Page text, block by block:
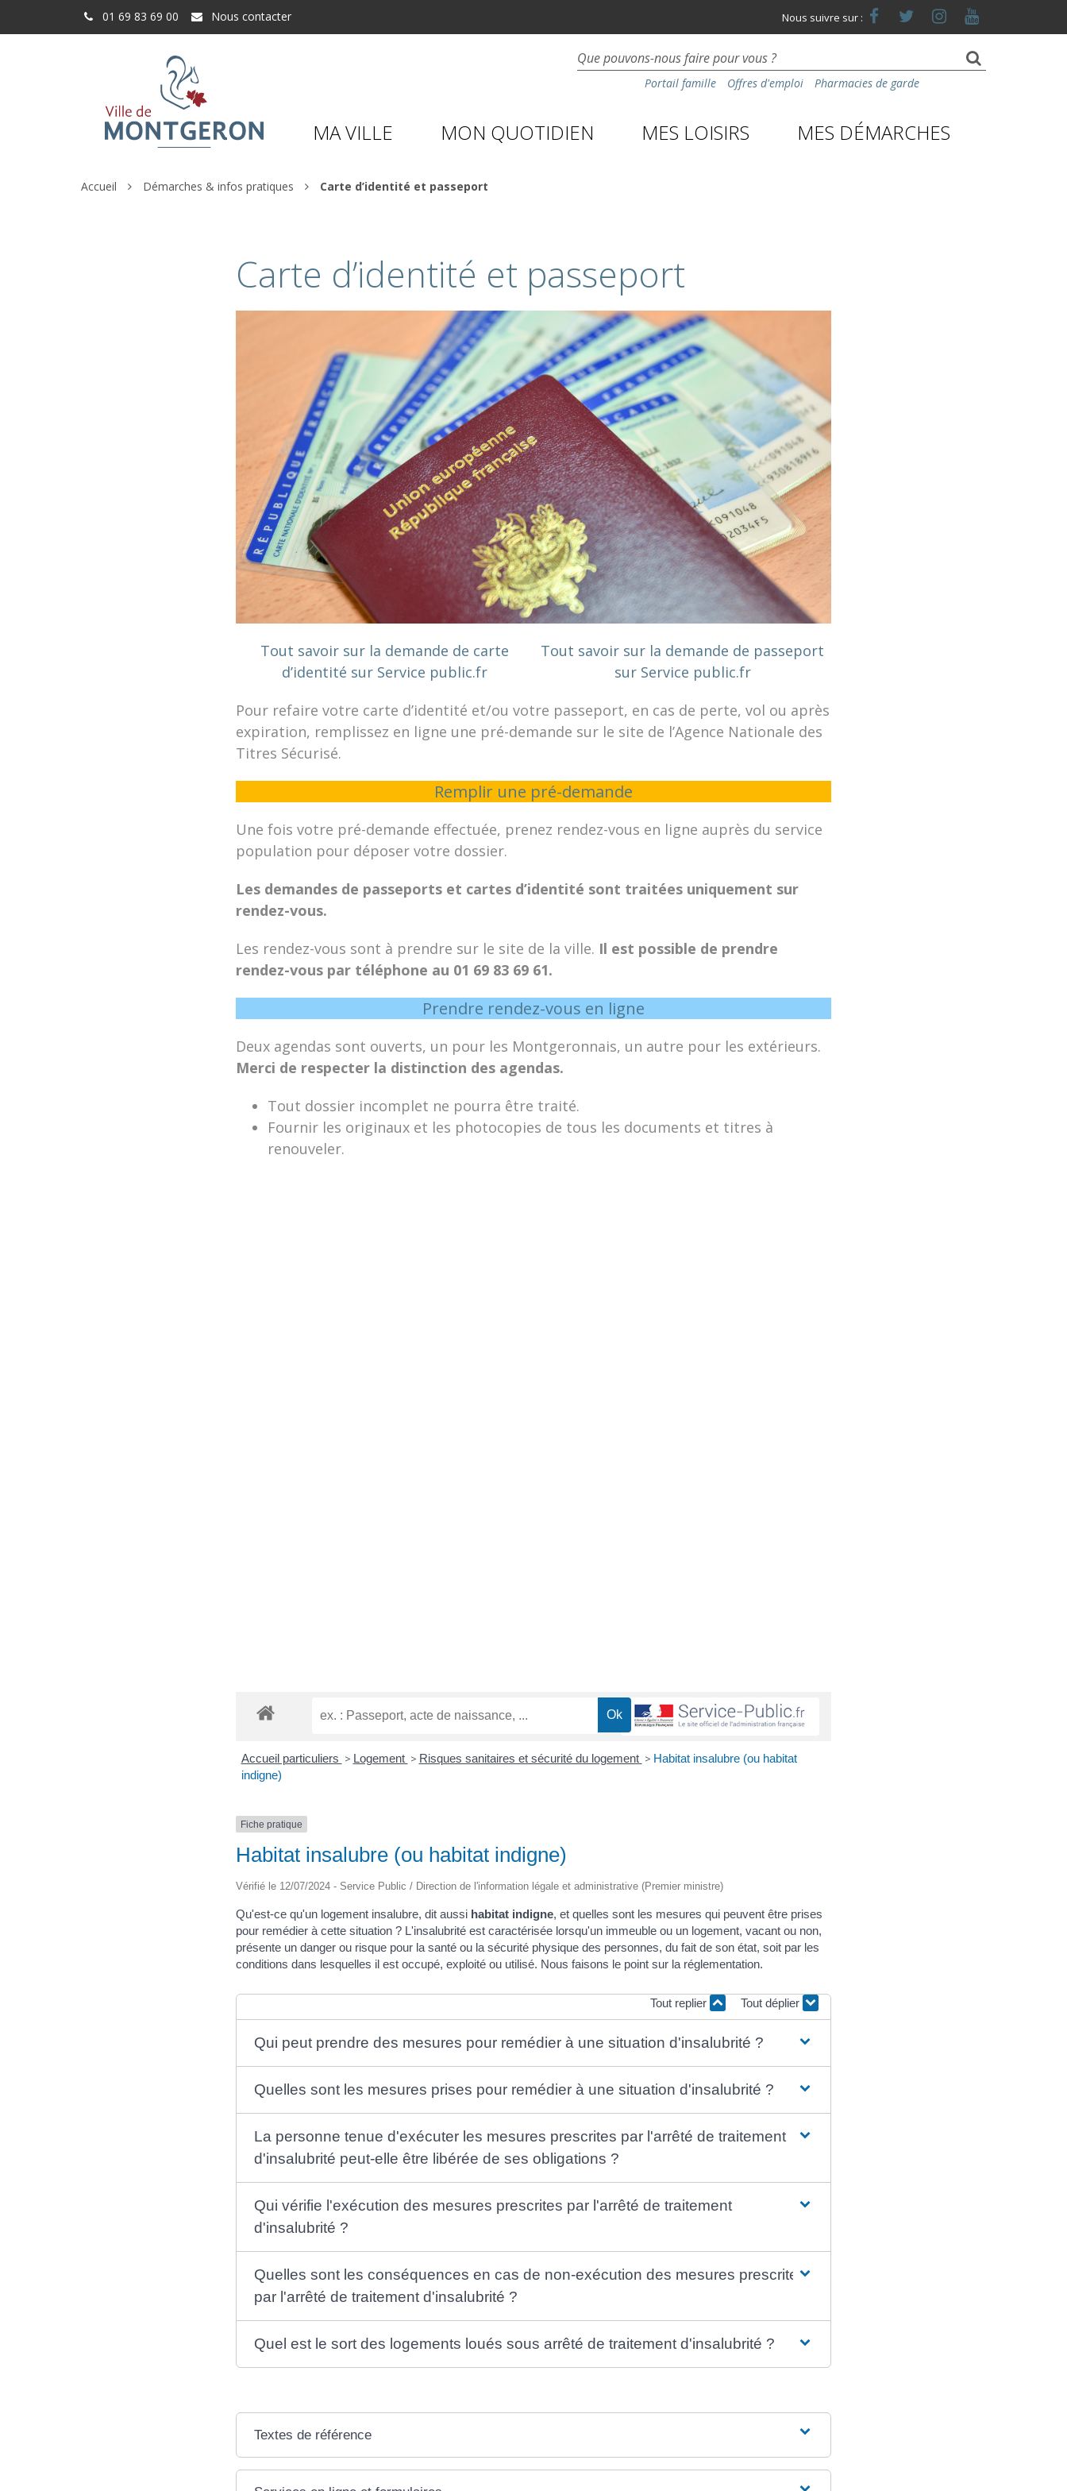
01 69 83 69 00 Nous contacter Nous suivre sur :
Lien
vers
Facebook
Lien
vers
Twitter
Lien
vers
compte
vers
Portail famille Offres d'emploi Pharmacies de garde
MA VILLE MON QUOTIDIEN MES LOISIRS MES DÉMARCHES
Accueil Démarches & infos pratiques Carte d’identité et passeport
Carte d’identité et passeport
Tout savoir sur la demande de carte
d’identité sur Service public.fr
Tout savoir sur la demande de passeport
sur Service public.fr
Pour refaire votre carte d’identité et/ou votre passeport, en cas de perte, vol ou après
expiration, remplissez en ligne une pré-demande sur le site de l’Agence Nationale des
Titres Sécurisé.
Remplir une pré-demande
Une fois votre pré-demande effectuée, prenez rendez-vous en ligne auprès du service
population pour déposer votre dossier.
Les demandes de passeports et cartes d’identité sont traitées uniquement sur
rendez-vous.
Les rendez-vous sont à prendre sur le site de la ville. Il est possible de prendre
rendez-vous par téléphone au 01 69 83 69 61.
Prendre rendez-vous en ligne
Deux agendas sont ouverts, un pour les Montgeronnais, un autre pour les extérieurs.
Merci de respecter la distinction des agendas.
Tout dossier incomplet ne pourra être traité.
Fournir les originaux et les photocopies de tous les documents et titres à
renouveler.
Accueil particuliers > Logement > Risques sanitaires et sécurité du logement > Habitat insalubre (ou habitat
indigne)
Fiche pratique
Habitat insalubre (ou habitat indigne)
Vérifié le 12/07/2024 - Service Public / Direction de l'information légale et administrative (Premier ministre)
Qu'est-ce qu'un logement insalubre, dit aussi habitat indigne, et quelles sont les mesures qui peuvent être prises
pour remédier à cette situation ? L'insalubrité est caractérisée lorsqu'un immeuble ou un logement, vacant ou non,
présente un danger ou risque pour la santé ou la sécurité physique des personnes, du fait de son état, soit par les
conditions dans lesquelles il est occupé, exploité ou utilisé. Nous faisons le point sur la réglementation.
Tout replier Tout déplier
Qui peut prendre des mesures pour remédier à une situation d'insalubrité ?
Quelles sont les mesures prises pour remédier à une situation d'insalubrité ?
La personne tenue d'exécuter les mesures prescrites par l'arrêté de traitement
d'insalubrité peut-elle être libérée de ses obligations ?
Qui vérifie l'exécution des mesures prescrites par l'arrêté de traitement
d'insalubrité ?
Quelles sont les conséquences en cas de non-exécution des mesures prescrites
par l'arrêté de traitement d'insalubrité ?
Quel est le sort des logements loués sous arrêté de traitement d'insalubrité ?
Textes de référence